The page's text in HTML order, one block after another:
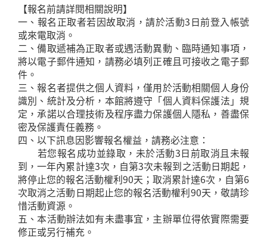
【報名前請詳閱相關說明】
一、報名正取者若因故取消，請於活動3日前登入帳號
或來電取消。
二、備取遞補為正取者或遇活動異動、臨時通知事項，
將以電子郵件通知，請務必填列正確且可接收之電子郵
件。
三、報名者提供之個人資料，僅用於活動相關個人身份
識別、統計及分析，本館將遵守「個人資料保護法」規
定，承諾以合理技術及程序盡力保護個人隱私，善盡保
密及保護責任義務。
四、以下訊息因影響報名權益，請務必注意：
若您報名成功並錄取，未於活動3日前取消且未報
到，一年內累計達3次，自第3次未報到之活動日期起，
將停止您的報名活動權利90天；取消累計達6次，自第6
次取消之活動日期起止您的報名活動權利90天，敬請珍
惜活動資源。
五、本活動辦法如有未盡事宜，主辦單位得依實際需要
修正或另行補充。